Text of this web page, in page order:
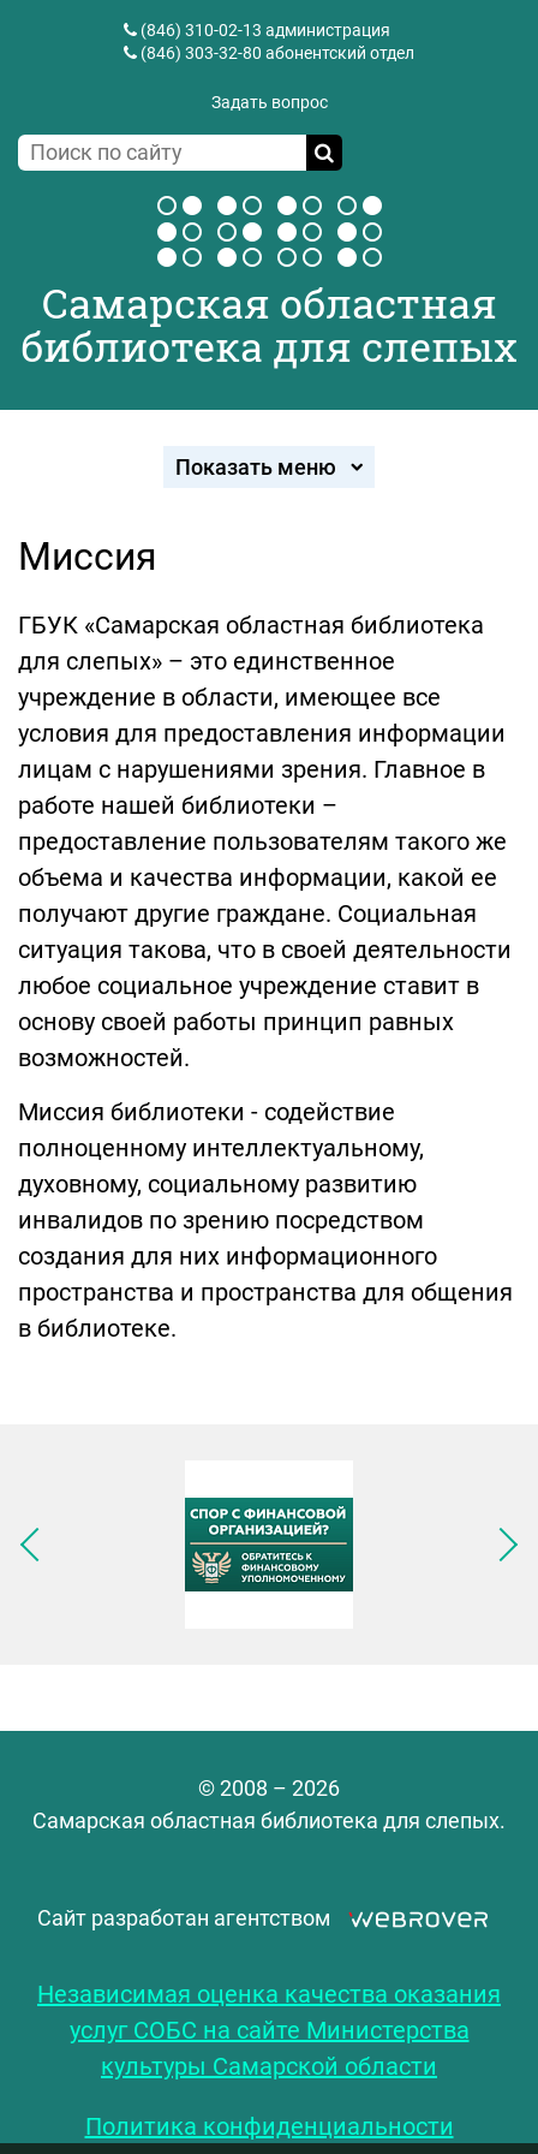
(846) 310-02-13 администрация
(846) 303-32-80 абонентский отдел
Задать вопрос
Самарская областная
библиотека для слепых
Показать меню
Миссия
ГБУК «Самарская областная библиотека
для слепых» – это единственное
учреждение в области, имеющее все
условия для предоставления информации
лицам с нарушениями зрения. Главное в
работе нашей библиотеки –
предоставление пользователям такого же
объема и качества информации, какой ее
получают другие граждане. Социальная
ситуация такова, что в своей деятельности
любое социальное учреждение ставит в
основу своей работы принцип равных
возможностей.
Миссия библиотеки - содействие
полноценному интеллектуальному,
духовному, социальному развитию
инвалидов по зрению посредством
создания для них информационного
пространства и пространства для общения
в библиотеке.
Следующее изображение
© 2008 – 2026
Самарская областная библиотека для слепых.
Сайт разработан агентством
Независимая оценка качества оказания
услуг СОБС на сайте Министерства
культуры Самарской области
Политика конфиденциальности